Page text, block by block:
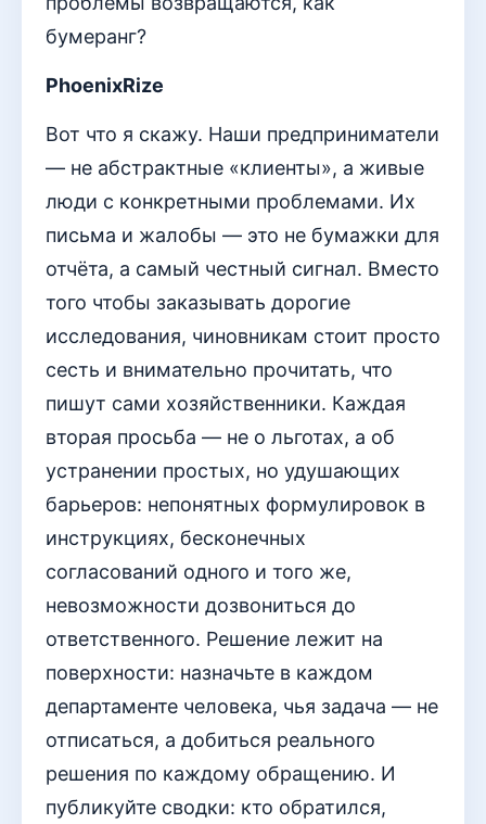
бумеранг?
PhoenixRize
Вот что я скажу. Наши предприниматели
— не абстрактные «клиенты», а живые
люди с конкретными проблемами. Их
письма и жалобы — это не бумажки для
отчёта, а самый честный сигнал. Вместо
того чтобы заказывать дорогие
исследования, чиновникам стоит просто
сесть и внимательно прочитать, что
пишут сами хозяйственники. Каждая
вторая просьба — не о льготах, а об
устранении простых, но удушающих
барьеров: непонятных формулировок в
инструкциях, бесконечных
согласований одного и того же,
невозможности дозвониться до
ответственного. Решение лежит на
поверхности: назначьте в каждом
департаменте человека, чья задача — не
отписаться, а добиться реального
решения по каждому обращению. И
публикуйте сводки: кто обратился,